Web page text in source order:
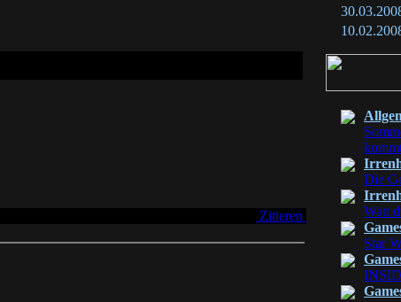
Zitieren
Die
Watt
Star